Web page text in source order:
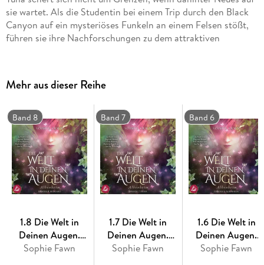
sie wartet. Als die Studentin bei einem Trip durch den Black
Canyon auf ein mysteriöses Funkeln an einem Felsen stößt,
führen sie ihre Nachforschungen zu dem attraktiven
Portal zu einer fremden Welt. Am liebsten will Yuna sofort die
fantastischen Wesen dahinter entdecken, doch dafür muss
sie erst an Kilian vorbei oder mit ihm gemeinsam reisen
Mehr aus dieser Reihe
Band 8
1.8 Die Welt in
Deinen Augen.
Albenheim -
Sophie Fawn
Band 7
1.7 Die Welt in
Deinen Augen.
Albenheim - Feuer
Sophie Fawn
Band 6
1.6 Die Welt in
Deinen Augen.
Albenheim -
Sophie Fawn